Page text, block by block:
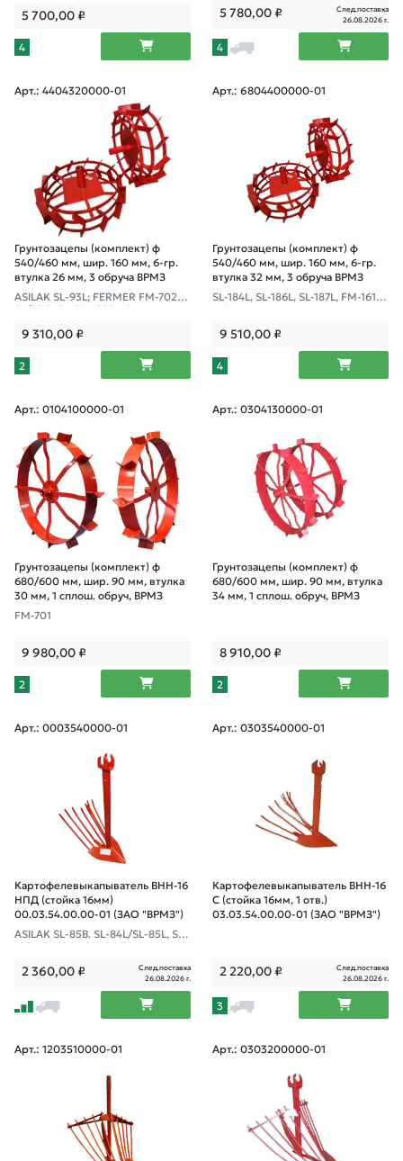
5 700,00₽
4
5 780,00₽
След.поставка
26.08.2026 г.
4
Арт.: 4404320000-01
Грунтозацепы (комплект) ф
540/460 мм, шир. 160 мм, 6-гр.
втулка 26 мм, 3 обруча ВРМЗ
ASILAK SL-93L; FERMER FM-702M
SL/PRO-SL, FM-909MSL
9 310,00₽
2
Арт.: 6804400000-01
Грунтозацепы (комплект) ф
540/460 мм, шир. 160 мм, 6-гр.
втулка 32 мм, 3 обруча ВРМЗ
SL-184L, SL-186L, SL-187L, FM-1617
MXL
9 510,00₽
4
Арт.: 0104100000-01
Грунтозацепы (комплект) ф
680/600 мм, шир. 90 мм, втулка
30 мм, 1 сплош. обруч, ВРМЗ
FM-701
9 980,00₽
2
Арт.: 0304130000-01
Грунтозацепы (комплект) ф
680/600 мм, шир. 90 мм, втулка
34 мм, 1 сплош. обруч, ВРМЗ
8 910,00₽
2
Арт.: 0003540000-01
Картофелевыкапыватель ВНН-16
НПД (стойка 16мм)
00.03.54.00.00-01 (ЗАО "ВРМЗ")
ASILAK SL-85B. SL-84L/SL-85L, SL-
187L, SL-186L, SL-186 Fermer FM-8
2 360,00₽
След.поставка
26.08.2026 г.
Арт.: 0303540000-01
Картофелевыкапыватель ВНН-16
С (стойка 16мм, 1 отв.)
03.03.54.00.00-01 (ЗАО "ВРМЗ")
2 220,00₽
След.поставка
26.08.2026 г.
3
Арт.: 1203510000-01 Арт.: 0303200000-01